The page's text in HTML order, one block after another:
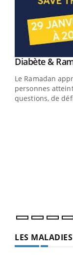
Youtube
Diabète &
Le Ramadan
personnes
questions, de
LES MALADIES